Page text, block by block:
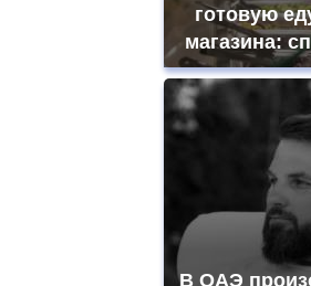
готовую
магазина:
В ОАЭ